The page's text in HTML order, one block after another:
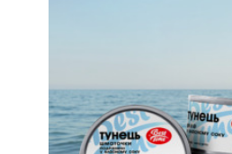
Дизайн
рыбных
Best Time